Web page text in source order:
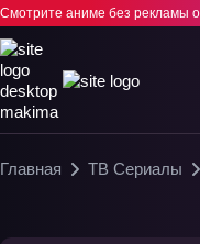
Смотрите аниме без рекламы
Главная ТВ Сериалы